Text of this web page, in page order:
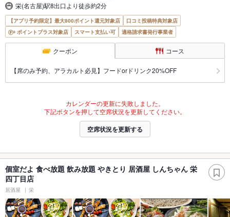
栄(名古屋)駅8出口より徒歩約2分
【アプリ予約限定】最大800ポイント還元対象店
口コミ投稿特典対象店
ポイントプラス対象店
スマート支払い可 適格請求書発行事業者
クーポン コース
【席のみ予約、アラカルト必見】フードorドリンク20%OFF
カレンダーの更新に失敗しました。
下記ボタンを押して空席状況を更新してください。
空席状況を更新する
個室だよ 食べ放題 飲み放題 やきとり 居酒屋 しんちゃん 栄
四丁目店
居酒屋 栄